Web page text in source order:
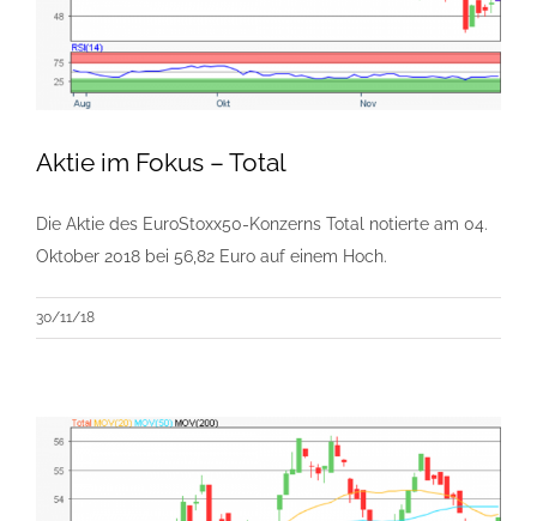
Aktie im Fokus – Total
Die Aktie des EuroStoxx50-Konzerns Total notierte am 04.
Oktober 2018 bei 56,82 Euro auf einem Hoch.
30/11/18